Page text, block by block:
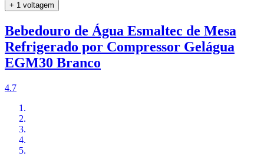
+ 1 voltagem
Bebedouro de Água Esmaltec de Mesa
Refrigerado por Compressor Gelágua
EGM30 Branco
4.7